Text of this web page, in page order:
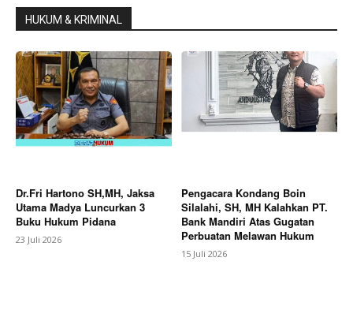
HUKUM & KRIMINAL
Dr.Fri Hartono SH,MH, Jaksa
Utama Madya Luncurkan 3
Buku Hukum Pidana
23 Juli 2026
Pengacara Kondang Boin
Silalahi, SH, MH Kalahkan PT.
Bank Mandiri Atas Gugatan
Perbuatan Melawan Hukum
15 Juli 2026